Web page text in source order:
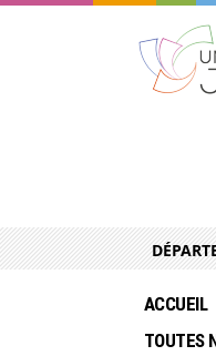
ACCUEIL
TOUTES